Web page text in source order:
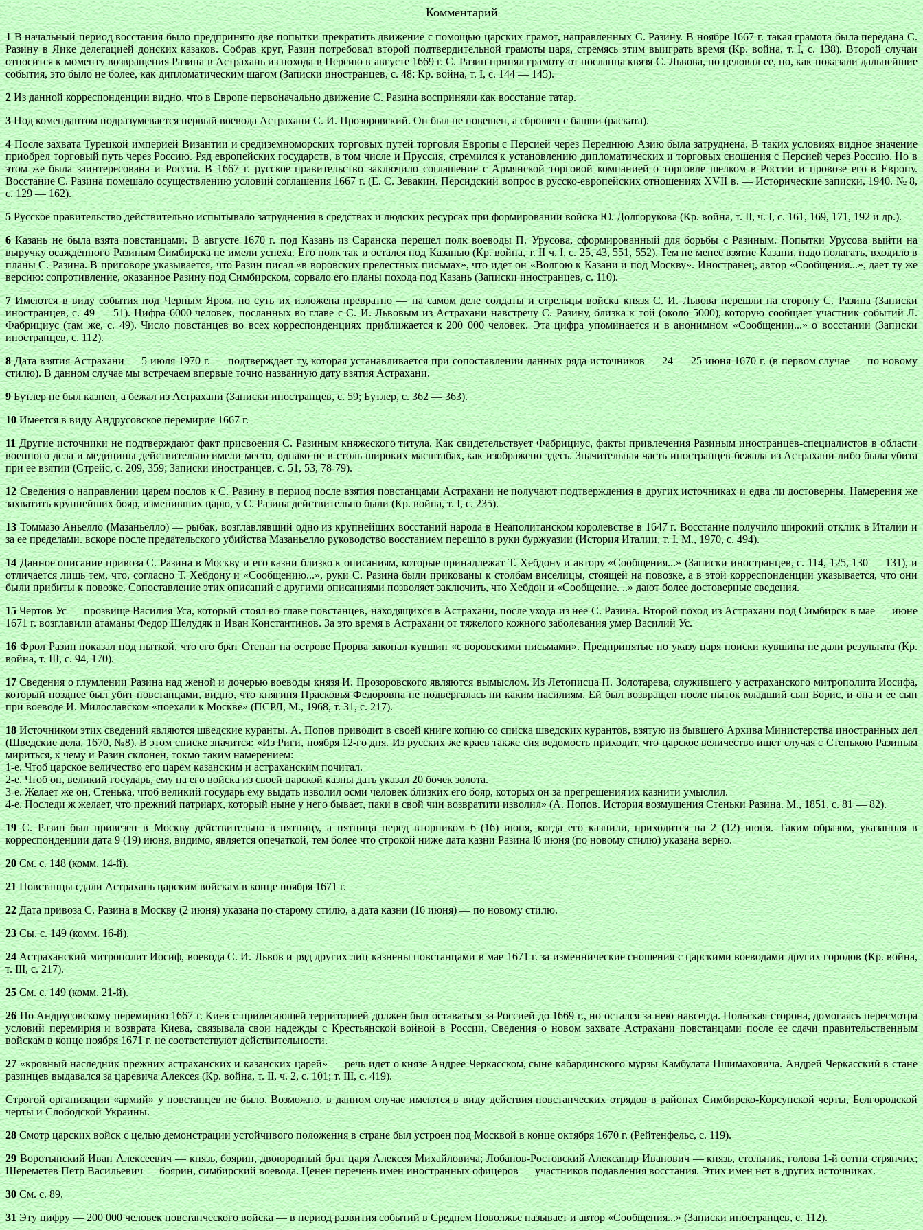
Комментарий
1В начальный период восстания было предпринято две попытки прекратить движение с помощью царских грамот, направленных С. Разину. В ноябре 1667 г. такая грамота была передана С.
Разину в Яике делегацией донских казаков. Собрав круг, Разин потребовал второй подтвердительной грамоты царя, стремясь этим выиграть время (Кр. война, т. I, с. 138). Второй случаи
относится к моменту возвращения Разина в Астрахань из похода в Персию в августе 1669 г. С. Разин принял грамоту от посланца квязя С. Львова, по целовал ее, но, как показали дальнейшие
события, это было не более, как дипломатическим шагом (Записки иностранцев, с. 48; Кр. война, т. I, с. 144 — 145).
2Из данной корреспонденции видно, что в Европе первоначально движение С. Разина восприняли как восстание татар.
3Под комендантом подразумевается первый воевода Астрахани С. И. Прозоровский. Он был не повешен, а сброшен с башни (раската).
4После захвата Турецкой империей Византии и средиземноморских торговых путей торговля Европы с Персией через Переднюю Азию была затруднена. В таких условиях видное значение
приобрел торговый путь через Россию. Ряд европейских государств, в том числе и Пруссия, стремился к установлению дипломатических и торговых сношения с Персией через Россию. Но в
этом же была заинтересована и Россия. В 1667 г. русское правительство заключило соглашение с Армянской торговой компанией о торговле шелком в России и провозе его в Европу.
Восстание С. Разина помешало осуществлению условий соглашения 1667 г. (Е. С. Зевакин. Персидский вопрос в русско-европейских отношениях XVII в. — Исторические записки, 1940. № 8,
с. 129 — 162).
5Русское правительство действительно испытывало затруднения в средствах и людских ресурсах при формировании войска Ю. Долгорукова (Кр. война, т. II, ч. I, с. 161, 169, 171, 192 и др.).
6Казань не была взята повстанцами. В августе 1670 г. под Казань из Саранска перешел полк воеводы П. Урусова, сформированный для борьбы с Разиным. Попытки Урусова выйти на
выручку осажденного Разиным Симбирска не имели успеха. Его полк так и остался под Казанью (Кр. война, т. II ч. I, с. 25, 43, 551, 552). Тем не менее взятие Казани, надо полагать, входило в
планы С. Разина. В приговоре указывается, что Разин писал «в воровских прелестных письмах», что идет он «Волгою к Казани и под Москву». Иностранец, автор «Сообщения...», дает ту же
версию: сопротивление, оказанное Разину под Симбирском, сорвало его планы похода под Казань (Записки иностранцев, с. 110).
7Имеются в виду события под Черным Яром, но суть их изложена превратно — на самом деле солдаты и стрельцы войска князя С. И. Львова перешли на сторону С. Разина (Записки
иностранцев, с. 49 — 51). Цифра 6000 человек, посланных во главе с С. И. Львовым из Астрахани навстречу С. Разину, близка к той (около 5000), которую сообщает участник событий Л.
Фабрициус (там же, с. 49). Число повстанцев во всех корреспонденциях приближается к 200 000 человек. Эта цифра упоминается и в анонимном «Сообщении...» о восстании (Записки
иностранцев, с. 112).
8Дата взятия Астрахани — 5 июля 1970 г. — подтверждает ту, которая устанавливается при сопоставлении данных ряда источников — 24 — 25 июня 1670 г. (в первом случае — по новому
стилю). В данном случае мы встречаем впервые точно названную дату взятия Астрахани.
9Бутлер не был казнен, а бежал из Астрахани (Записки иностранцев, с. 59; Бутлер, с. 362 — 363).
10Имеется в виду Андрусовское перемирие 1667 г.
11Другие источники не подтверждают факт присвоения С. Разиным княжеского титула. Как свидетельствует Фабрициус, факты привлечения Разиным иностранцев-специалистов в области
военного дела и медицины действительно имели место, однако не в столь широких масштабах, как изображено здесь. Значительная часть иностранцев бежала из Астрахани либо была убита
при ее взятии (Стрейс, с. 209, 359; Записки иностранцев, с. 51, 53, 78-79).
12Сведения о направлении царем послов к С. Разину в период после взятия повстанцами Астрахани не получают подтверждения в других источниках и едва ли достоверны. Намерения же
захватить крупнейших бояр, изменивших царю, у С. Разина действительно были (Кр. война, т. I, с. 235).
13Томмазо Аньелло (Мазаньелло) — рыбак, возглавлявший одно из крупнейших восстаний народа в Неаполитанском королевстве в 1647 г. Восстание получило широкий отклик в Италии и
за ее пределами. вскоре после предательского убийства Мазаньелло руководство восстанием перешло в руки буржуазии (История Италии, т. I. M., 1970, с. 494).
14Данное описание привоза С. Разина в Москву и его казни близко к описаниям, которые принадлежат Т. Хебдону и автору «Сообщения...» (Записки иностранцев, с. 114, 125, 130 — 131), и
отличается лишь тем, что, согласно Т. Хебдону и «Сообщению...», руки С. Разина были прикованы к столбам виселицы, стоящей на повозке, а в этой корреспонденции указывается, что они
были прибиты к повозке. Сопоставление этих описаний с другими описаниями позволяет заключить, что Хебдон и «Сообщение. ..» дают более достоверные сведения.
15Чертов Ус — прозвище Василия Уса, который стоял во главе повстанцев, находящихся в Астрахани, после ухода из нее С. Разина. Второй поход из Астрахани под Симбирск в мае — июне
1671 г. возглавили атаманы Федор Шелудяк и Иван Константинов. За это время в Астрахани от тяжелого кожного заболевания умер Василий Ус.
16Фрол Разин показал под пыткой, что его брат Степан на острове Прорва закопал кувшин «с воровскими письмами». Предпринятые по указу царя поиски кувшина не дали результата (Кр.
война, т. III, с. 94, 170).
17Сведения о глумлении Разина над женой и дочерью воеводы князя И. Прозоровского являются вымыслом. Из Летописца П. Золотарева, служившего у астраханского митрополита Иосифа,
который позднее был убит повстанцами, видно, что княгиня Прасковья Федоровна не подвергалась ни каким насилиям. Ей был возвращен после пыток младший сын Борис, и она и ее сын
при воеводе И. Милославском «поехали к Москве» (ПСРЛ, М., 1968, т. 31, с. 217).
18Источником этих сведений являются шведские куранты. А. Попов приводит в своей книге копию со списка шведских курантов, взятую из бывшего Архива Министерства иностранных дел
(Шведские дела, 1670, №8). В этом списке значится: «Из Риги, ноября 12-го дня. Из русских же краев также сия ведомость приходит, что царское величество ищет случая с Стенькою Разиным
мириться, к чему и Разин склонен, токмо таким намерением:
1-е. Чтоб царское величество его царем казанским и астраханским почитал.
2-е. Чтоб он, великий государь, ему на его войска из своей царской казны дать указал 20 бочек золота.
3-е. Желает же он, Стенька, чтоб великий государь ему выдать изволил осми человек близких его бояр, которых он за прегрешения их казнити умыслил.
4-е. Последи ж желает, что прежний патриарх, который ныне у него бывает, паки в свой чин возвратити изволил» (А. Попов. История возмущения Стеньки Разина. М., 1851, с. 81 — 82).
19С. Разин был привезен в Москву действительно в пятницу, а пятница перед вторником 6 (16) июня, когда его казнили, приходится на 2 (12) июня. Таким образом, указанная в
корреспонденции дата 9 (19) июня, видимо, является опечаткой, тем более что строкой ниже дата казни Разина l6 июня (по новому стилю) указана верно.
20См. с. 148 (комм. 14-й).
21Повстанцы сдали Астрахань царским войскам в конце ноября 1671 г.
22Дата привоза С. Разина в Москву (2 июня) указана по старому стилю, а дата казни (16 июня) — по новому стилю.
23Сы. с. 149 (комм. 16-й).
24Астраханский митрополит Иосиф, воевода С. И. Львов и ряд других лиц казнены повстанцами в мае 1671 г. за изменнические сношения с царскими воеводами других городов (Кр. война,
т. III, с. 217).
25См. с. 149 (комм. 21-й).
26По Андрусовскому перемирию 1667 г. Киев с прилегающей территорией должен был оставаться за Россией до 1669 г., но остался за нею навсегда. Польская сторона, домогаясь пересмотра
условий перемирия и возврата Киева, связывала свои надежды с Крестьянской войной в России. Сведения о новом захвате Астрахани повстанцами после ее сдачи правительственным
войскам в конце ноября 1671 г. не соответствуют действительности.
27«кровный наследник прежних астраханских и казанских царей» — речь идет о князе Андрее Черкасском, сыне кабардинского мурзы Камбулата Пшимаховича. Андрей Черкасский в стане
разинцев выдавался за царевича Алексея (Кр. война, т. II, ч. 2, с. 101; т. III, с. 419).
Строгой организации «армий» у повстанцев не было. Возможно, в данном случае имеются в виду действия повстанческих отрядов в районах Симбирско-Корсунской черты, Белгородской
черты и Слободской Украины.
28Смотр царских войск с целью демонстрации устойчивого положения в стране был устроен под Москвой в конце октября 1670 г. (Рейтенфельс, с. 119).
29Воротынский Иван Алексеевич — князь, боярин, двоюродный брат царя Алексея Михайловича; Лобанов-Ростовский Александр Иванович — князь, стольник, голова 1-й сотни стряпчих;
Шереметев Петр Васильевич — боярин, симбирский воевода. Ценен перечень имен иностранных офицеров — участников подавления восстания. Этих имен нет в других источниках.
30См. с. 89.
31Эту цифру — 200 000 человек повстанческого войска — в период развития событий в Среднем Поволжье называет и автор «Сообщения...» (Записки иностранцев, с. 112).